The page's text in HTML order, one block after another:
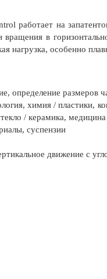
работает на
в
нагрузка, особенно
определение размеров
химия /
/ керамика,
суспензии
движение с